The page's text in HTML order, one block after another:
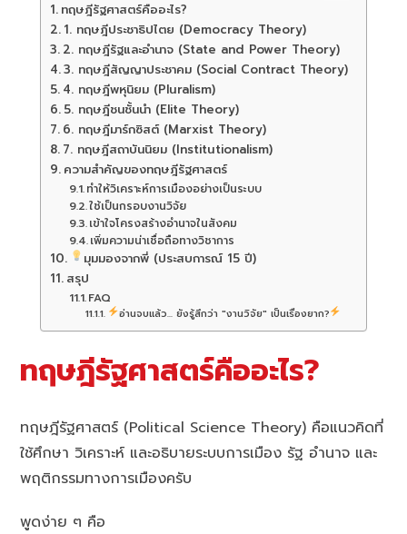
ทฤษฎีรัฐศาสตร์คืออะไร?
1. ทฤษฎีประชาธิปไตย (Democracy Theory)
2. ทฤษฎีรัฐและอำนาจ (State and Power Theory)
3. ทฤษฎีสัญญาประชาคม (Social Contract Theory)
4. ทฤษฎีพหุนิยม (Pluralism)
5. ทฤษฎีชนชั้นนำ (Elite Theory)
6. ทฤษฎีมาร์กซิสต์ (Marxist Theory)
7. ทฤษฎีสถาบันนิยม (Institutionalism)
ความสำคัญของทฤษฎีรัฐศาสตร์
ทำให้วิเคราะห์การเมืองอย่างเป็นระบบ
ใช้เป็นกรอบงานวิจัย
เข้าใจโครงสร้างอำนาจในสังคม
เพิ่มความน่าเชื่อถือทางวิชาการ
มุมมองจากพี่ (ประสบการณ์ 15 ปี)
สรุป
FAQ
อ่านจบแล้ว... ยังรู้สึกว่า "งานวิจัย" เป็นเรื่องยาก?
ทฤษฎีรัฐศาสตร์คืออะไร?
ทฤษฎีรัฐศาสตร์ (Political Science Theory) คือแนวคิดที่
ใช้ศึกษา วิเคราะห์ และอธิบายระบบการเมือง รัฐ อำนาจ และ
พฤติกรรมทางการเมืองครับ
พูดง่าย ๆ คือ